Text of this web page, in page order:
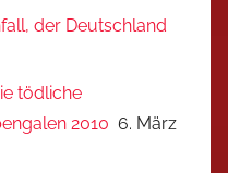
der Deutschland
tödliche
2010 6. März